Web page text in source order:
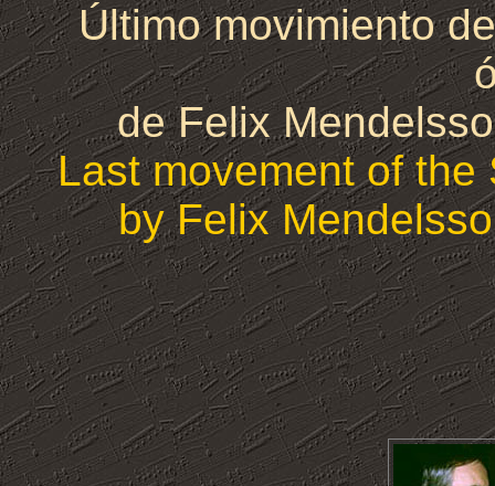
Último movimiento
de Felix
Last movement of the
by Felix